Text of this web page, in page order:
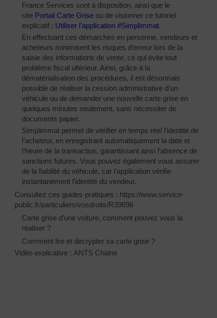
France Services sont à disposition, ainsi que le
site Portail Carte Grise ou de visionner ce tutoriel
explicatif : Utiliser l’application #Simplimmat.
En effectuant ces démarches en personne, vendeurs et
acheteurs minimisent les risques d’erreur lors de la
saisie des informations de vente, ce qui évite tout
problème fiscal ultérieur. Ainsi, grâce à la
dématérialisation des procédures, il est désormais
possible de réaliser la cession administrative d’un
véhicule ou de demander une nouvelle carte grise en
quelques minutes seulement, sans nécessiter de
documents papier.
Simplimmat permet de vérifier en temps réel l’identité de
l’acheteur, en enregistrant automatiquement la date et
l’heure de la transaction, garantissant ainsi l’absence de
sanctions futures. Vous pouvez également vous assurer
de la fiabilité du véhicule, car l’application vérifie
instantanément l’identité du vendeur.
Consultez ces guides pratiques : https://www.service-
public.fr/particuliers/vosdroits/R39696
Carte grise d’une voiture, comment pouvez vous la
réaliser ?
Comment lire et décrypter sa carte grise ?
Vidéo explicative : ANTS Chaine